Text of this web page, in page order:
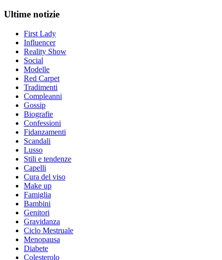
Ultime notizie
First Lady
Influencer
Reality Show
Social
Modelle
Red Carpet
Tradimenti
Compleanni
Gossip
Biografie
Confessioni
Fidanzamenti
Scandali
Lusso
Stili e tendenze
Capelli
Cura del viso
Make up
Famiglia
Bambini
Genitori
Gravidanza
Ciclo Mestruale
Menopausa
Diabete
Colesterolo